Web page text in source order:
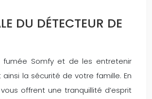
DU DÉTECTEUR DE
fumée Somfy et de les entretenir
la sécurité de votre famille. En
offrent une tranquillité d’esprit